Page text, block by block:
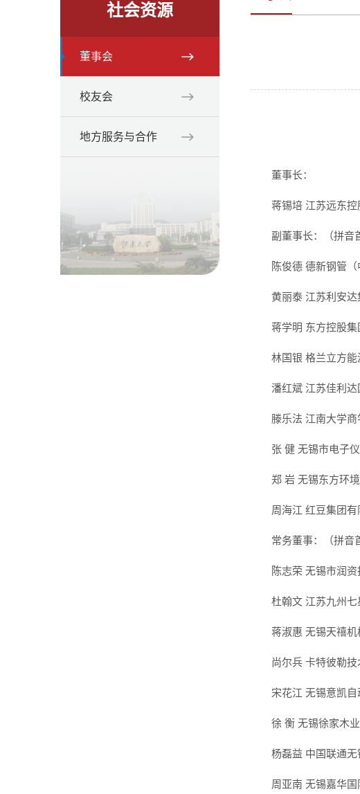
社会资源
董事会
校友会
地方服务与合作
董事长：
蒋锡培 江苏远东
副董事长：（拼音
陈俊德 德新钢管
黄丽泰 江苏利安
蒋学明 东方控股
林国银 格兰立方
潘红斌 江苏佳利
滕乐法 江南大学
张 健 无锡市电子
郑 岩 无锡东方环
周海江 红豆集团
常务董事：（拼音
陈志荣 无锡市润
杜翰文 江苏九州
蒋淑惠 无锡天禧机
尚尔兵 卡特彼勒
宋花江 无锡意凯
徐 衡 无锡徐家木
杨磊益 中国联通
周亚南 无锡嘉华